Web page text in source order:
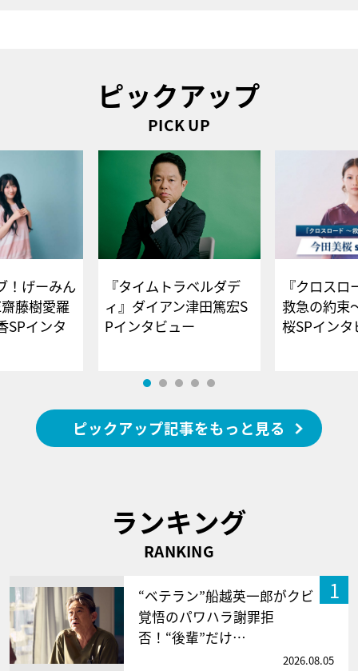
ピックアップ
PICK UP
！げーみん
藤樹愛羅
SPインタ
『タイムトラベルダデ
ィ』ダイアン津田篤宏S
Pインタビュー
『クロス
救急の約束
桜SPイ
ピックアップ記事をもっと見る
ランキング
RANKING
1
“ベテラン”船越英一郎がクビ
覚悟のパワハラ謝罪拒
否！“後輩”だけ…
2026.08.05